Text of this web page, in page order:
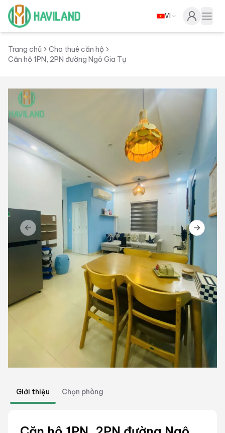
Haviland
VI
Trang chủ
Cho thuê căn hộ
Căn hộ 1PN, 2PN đường Ngô Gia Tự
Previous slide Next
Giới thiệu Chọn phòng